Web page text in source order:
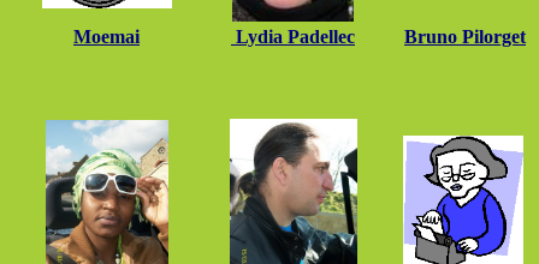
Moemai Lydia Padellec Bruno Pilorget